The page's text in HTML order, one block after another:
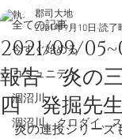
全ての記事
今すぐ始める
コミュニティ
涸沼川
涸沼川、クロダイ、
2021/09/
報告 炎の
四 発掘先
郡司大地
2021年9月10日 読了
炎の連投シリーズ